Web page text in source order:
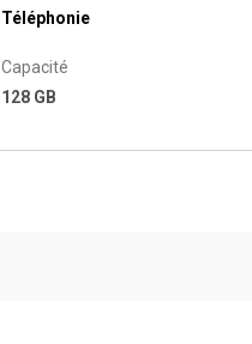
Téléphonie
Capacité
128 GB